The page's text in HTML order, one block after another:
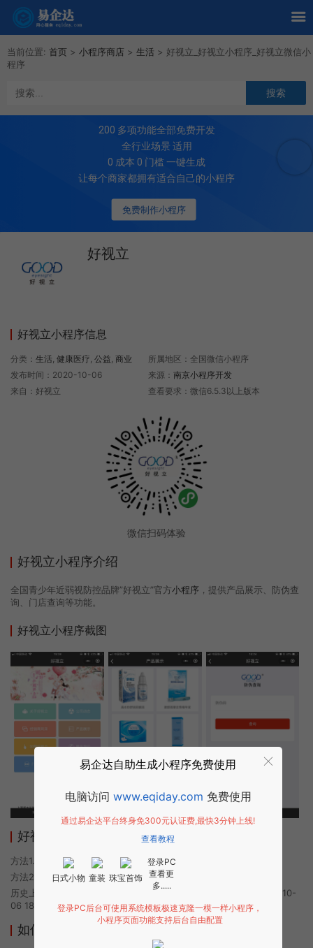
当前位置: 首页 > 小程序商店 > 生活 > 好视立_好视立小程序_好视立微信小
程序
免费制作小程序
200 多项功能全部免费开发
全行业场景 适用
0 成本 0 门槛 一键生成
让每个商家都拥有适合自己的小程序
好视立
好视立小程序信息
分类： 生活, 健康医疗, 公益, 商业
发布时间：2020-10-06
来自：好视立
所属地区：全国微信小程序
来源： 南京小程序开发
查看要求：微信6.5.3以上版本
微信扫码体验
好视立小程序介绍
全国青少年近弱视防控品牌”好视立”官方小程序 ，提供产品展示、防伪查
询、门店查询等功能。
好视立小程序截图
好视立小程序使用方法
方法1. 使用微信扫描本页面上方二维码进入好视立的小程序
方法2. 在微信中搜索“好视立”即可进入小程序
历史上的今时小程序由好视立团队开发，易企达小程序商店于2020-10-
06 18:28发布
如何开发类似好视立的小程序
易企达自助生成小程序免费使用
电脑访问 www.eqiday.com 免费使用
通过易企达平台终身免300元认证费,最快3分钟上线!
查看教程
日式小物 童装 珠宝首饰
登录PC
查看更
多.....
登录PC后台可使用系统模板极速克隆一模一样小程序，
小程序页面功能支持后台自由配置